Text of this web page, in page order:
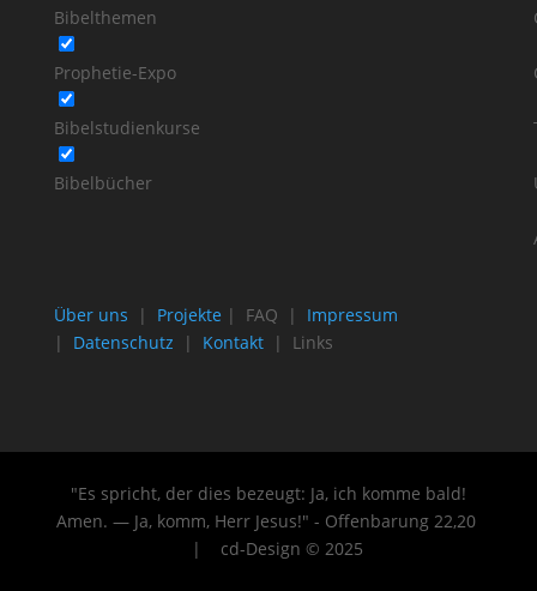
Bibelthemen
Prophetie-Expo
Bibelstudienkurse
Bibelbücher
Über uns | Projekte | FAQ | Impressum
| Datenschutz | Kontakt| Links
"Es spricht, der dies bezeugt: Ja, ich komme bald!
Amen. — Ja, komm, Herr Jesus!" - Offenbarung 22,20
| cd-Design © 2025